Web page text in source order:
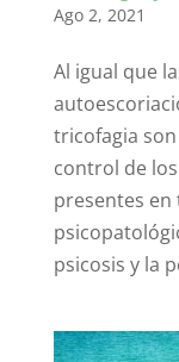
Ago 2, 2021
Al igual que
tricofagia
control de
presentes
psicosis y la